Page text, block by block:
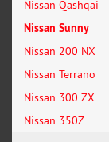
Nissan Qashqai
Nissan Sunny
Nissan 200 NX
Nissan Terrano
Nissan 300 ZX
Nissan 350Z